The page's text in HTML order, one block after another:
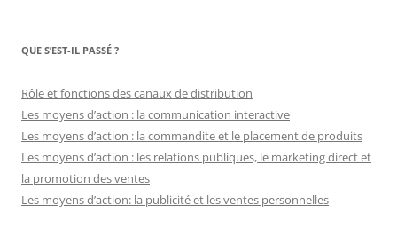
QUE S’EST-IL PASSÉ ?
Rôle et fonctions des canaux de distribution
Les moyens d’action : la communication interactive
Les moyens d’action : la commandite et le placement de produits
Les moyens d’action : les relations publiques, le marketing direct et
la promotion des ventes
Les moyens d’action: la publicité et les ventes personnelles